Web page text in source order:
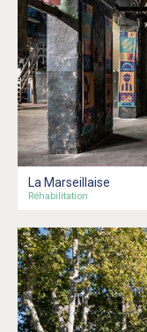
La Marseillaise
Réhabilitation